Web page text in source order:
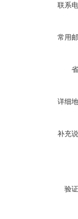
联系
常用
详细
补充
验